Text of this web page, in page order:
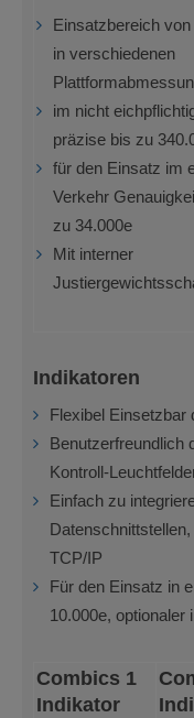
Einsatzbereich
in verschiedenen
im nicht
präzise bis zu
für den Einsatz im
Verkehr
zu 34.000e
Mit interner
Indikatoren
Flexibel Einsetzbar
Benutzerfreundlich
Kontroll-
Einfach zu
TCP/IP
Für den Einsatz in
10.000e, optionaler
Combics 1
Indikator